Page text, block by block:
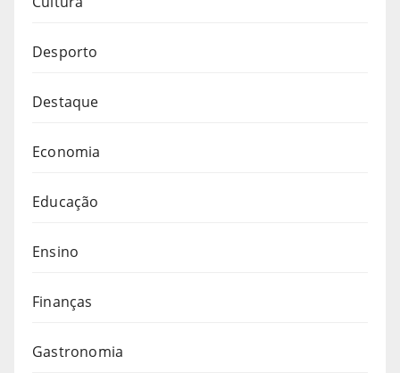
Desporto
Destaque
Economia
Educação
Ensino
Finanças
Gastronomia